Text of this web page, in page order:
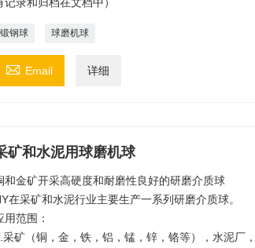
锻钢球 球磨机球
 Email 详细
矿和水泥用球磨机球
和金矿开采高硬度和耐磨性良好的研磨介质球
在采矿和水泥行业主要生产一系列研磨介质球。
用范围：
采矿（铜，金，铁，铝，锰，锌，铬等），水泥厂